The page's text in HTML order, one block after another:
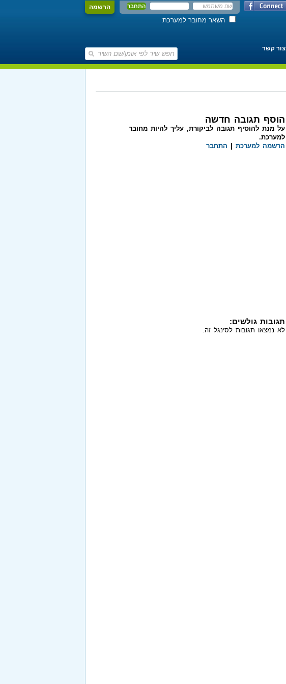
הרשמה
השאר מחובר למערכת
צור קשר
הוסף תגובה חדשה
על מנת להוסיף תגובה לביקורת, עליך להיות מחובר
למערכת.
הרשמה למערכת
התחבר
תגובות גולשים:
לא נמצאו תגובות לסינגל זה.